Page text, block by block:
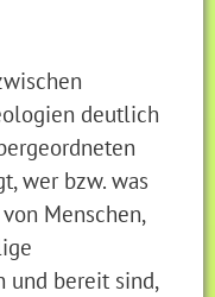
deutlich
wer bzw. was
Menschen,
und bereit sind,